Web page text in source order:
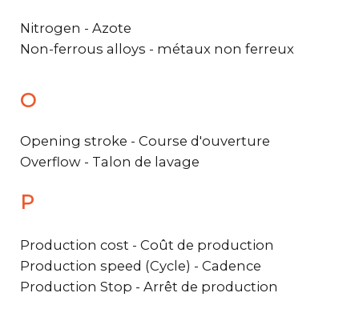
Nitrogen - Azote
Non-ferrous alloys - métaux non ferreux
O
Opening stroke - Course d'ouverture
Overflow - Talon de lavage
P
Production cost - Coût de production
Production speed (Cycle) - Cadence
Production Stop - Arrêt de production